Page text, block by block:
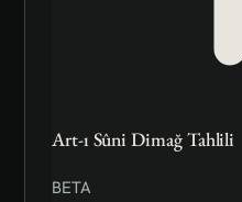
Art-ı Sûni Dimağ Tahlili
BETA